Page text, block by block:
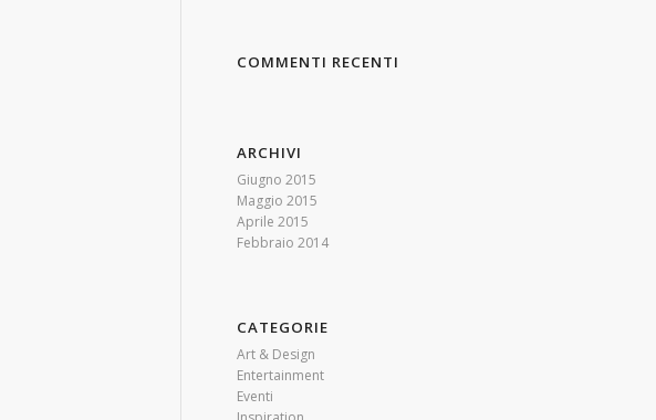
COMMENTI RECENTI
ARCHIVI
Giugno 2015
Maggio 2015
Aprile 2015
Febbraio 2014
CATEGORIE
Art & Design
Entertainment
Eventi